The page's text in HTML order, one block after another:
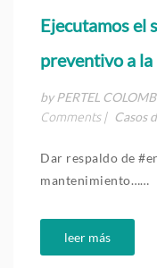
Ejecutamos el
preventivo a
by PERTEL
Comments | Casos
Dar respaldo de
mantenimiento……
leer más